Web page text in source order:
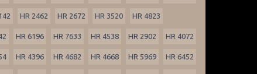
HR 2462 HR 2672 HR 3520 HR 4823
HR 6196 HR 7633 HR 4538 HR 2902 HR 4072
HR 4396 HR 4682 HR 4668 HR 5969 HR 6452